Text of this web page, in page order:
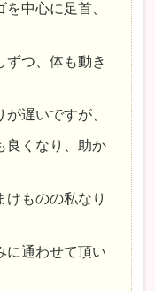
中心に足首、
ずつ、体も動き
遅いですが、
良くなり、助か
けものの私なり
に通わせて頂い